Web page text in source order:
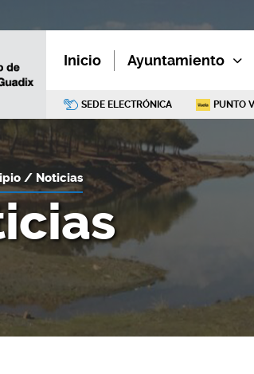
Inicio Ayuntamiento
SEDE ELECTRÓNICA PUNTO
Noticias